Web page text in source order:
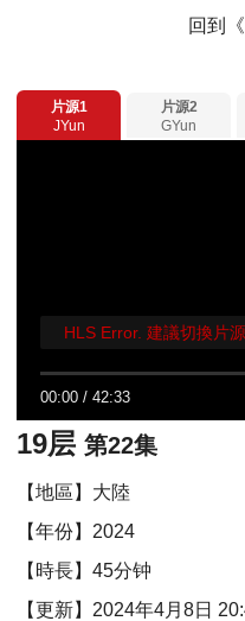
回到《
片源1
JYun
片源2
GYun
00:00 /42:33
HLS Error. 建議切換片源
19层第22集
【地區】大陸
【年份】2024
【時長】45分钟
【更新】2024年4月8日